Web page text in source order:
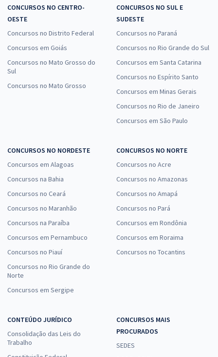
CONCURSOS NO CENTRO-
OESTE
Concursos no Distrito Federal
Concursos em Goiás
Concursos no Mato Grosso do
Sul
Concursos no Mato Grosso
CONCURSOS NO SUL E
SUDESTE
Concursos no Paraná
Concursos no Rio Grande do Sul
Concursos em Santa Catarina
Concursos no Espírito Santo
Concursos em Minas Gerais
Concursos no Rio de Janeiro
Concursos em São Paulo
CONCURSOS NO NORDESTE
Concursos em Alagoas
Concursos na Bahia
Concursos no Ceará
Concursos no Maranhão
Concursos na Paraíba
Concursos em Pernambuco
Concursos no Piauí
Concursos no Rio Grande do
Norte
Concursos em Sergipe
CONCURSOS NO NORTE
Concursos no Acre
Concursos no Amazonas
Concursos no Amapá
Concursos no Pará
Concursos em Rondônia
Concursos em Roraima
Concursos no Tocantins
CONTEÚDO JURÍDICO
Consolidação das Leis do
Trabalho
CONCURSOS MAIS
PROCURADOS
SEDES